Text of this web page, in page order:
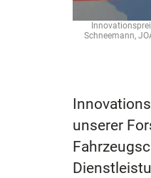
Schneemann,
unserer